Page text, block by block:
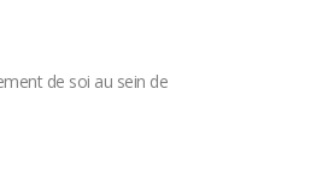
de soi au sein de